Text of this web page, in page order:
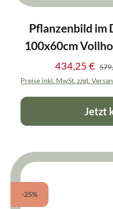
Pflanzenbild im
100x60cm
Verkaufspreis:
434,25 €
Preise inkl. MwSt. zzgl.
Jetzt
-25%